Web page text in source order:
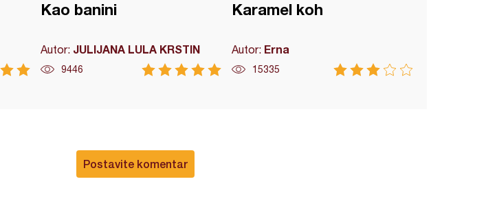
Kao banini
Autor: JULIJANA LULA KRSTIN
9446
Karamel koh
Autor: Erna
15335
Postavite komentar